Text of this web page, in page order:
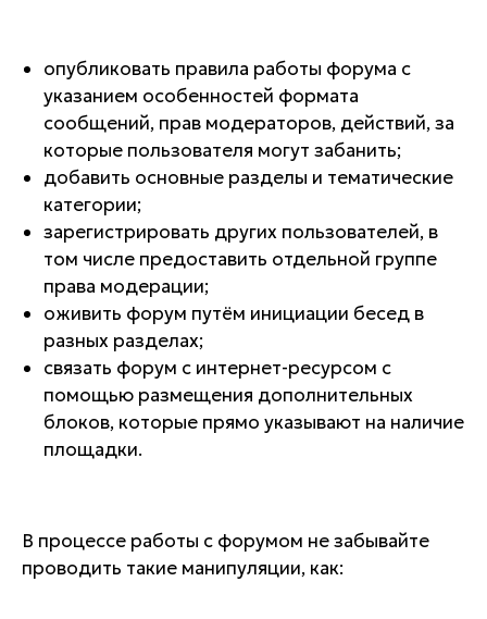
опубликовать правила работы форума с
указанием особенностей формата
сообщений, прав модераторов, действий, за
которые пользователя могут забанить;
добавить основные разделы и тематические
категории;
зарегистрировать других пользователей, в
том числе предоставить отдельной группе
права модерации;
оживить форум путём инициации бесед в
разных разделах;
связать форум с интернет-ресурсом с
помощью размещения дополнительных
блоков, которые прямо указывают на наличие
площадки.
В процессе работы с форумом не забывайте
проводить такие манипуляции, как: